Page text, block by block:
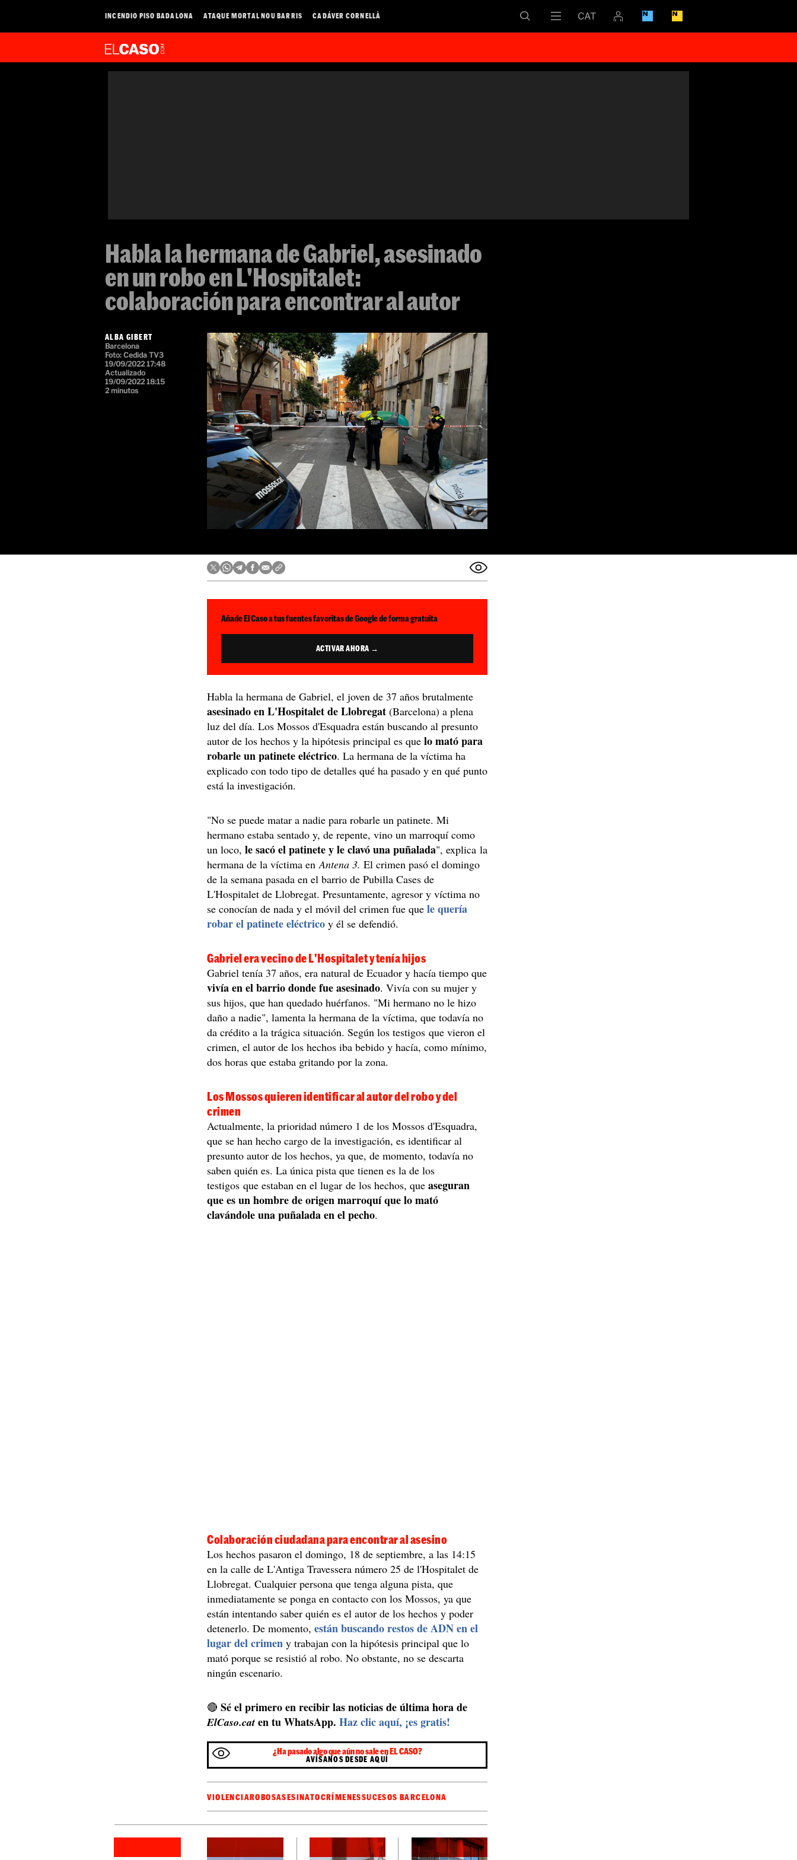
INCENDIO PISO BADALONA ATAQUE MORTAL NOU BARRIS CADÁVER CORNELLÀ
Habla la hermana de Gabriel, asesinado
en un robo en L'Hospitalet:
colaboración para encontrar al autor
ALBA GIBERT
Barcelona
Foto: Cedida TV3
19/09/2022 17:48
Actualizado
19/09/2022 18:15
2 minutos
Añade El Caso a tus fuentes favoritas de Google de forma gratuita
ACTIVAR AHORA →
Habla la hermana de Gabriel, el joven de 37 años brutalmente
asesinado en L'Hospitalet de Llobregat (Barcelona) a plena
luz del día. Los Mossos d'Esquadra están buscando al presunto
autor de los hechos y la hipótesis principal es quelo mató para
robarle un patinete eléctrico. La hermana de la víctima ha
explicado con todo tipo de detalles qué ha pasado y en qué punto
está la investigación.
"No se puede matar a nadie para robarle un patinete. Mi
hermano estaba sentado y, de repente, vino un marroquí como
un loco,le sacó el patinete y le clavó una puñalada", explica la
hermana de la víctima enAntena 3. El crimen pasó el domingo
de la semana pasada en el barrio de Pubilla Cases de
L'Hospitalet de Llobregat. Presuntamente, agresor y víctima no
se conocían de nada y el móvil del crimen fue quele quería
robar el patinete eléctrico y él se defendió.
Gabriel era vecino de L'Hospitalet y tenía hijos
Gabriel tenía 37 años, era natural de Ecuador y hacía tiempo que
vivía en el barrio donde fue asesinado. Vivía con su mujer y
sus hijos, que han quedado huérfanos. "Mi hermano no le hizo
daño a nadie", lamenta la hermana de la víctima, que todavía no
da crédito a la trágica situación. Según los testigos que vieron el
crimen, el autor de los hechos iba bebido y hacía, como mínimo,
dos horas que estaba gritando por la zona.
Los Mossos quieren identificar al autor del robo y del
crimen
Actualmente, la prioridad número 1 de los Mossos d'Esquadra,
que se han hecho cargo de la investigación, es identificar al
presunto autor de los hechos, ya que, de momento, todavía no
saben quién es. La única pista que tienen es la de los
testigos que estaban en el lugar de los hechos, queaseguran
que es un hombre de origen marroquí que lo mató
clavándole una puñalada en el pecho.
Colaboración ciudadana para encontrar al asesino
Los hechos pasaron el domingo, 18 de septiembre, a las 14:15
en la calle de L'Antiga Travessera número 25 de l'Hospitalet de
Llobregat. Cualquier persona que tenga alguna pista, que
inmediatamente se ponga en contacto con los Mossos, ya que
están intentando saber quién es el autor de los hechos y poder
detenerlo. De momento,están buscando restos de ADN en el
lugar del crimen y trabajan con la hipótesis principal que lo
mató porque se resistió al robo. No obstante, no se descarta
ningún escenario.
🔴Sé el primero en recibir las noticias de última hora de
ElCaso.cat en tu WhatsApp.Haz clic aquí, ¡es gratis!
¿Ha pasado algo que aún no sale en EL CASO?
AVÍSANOS DESDE AQUÍ
VIOLENCIAROBOSASESINATOCRÍMENESSUCESOS BARCELONA